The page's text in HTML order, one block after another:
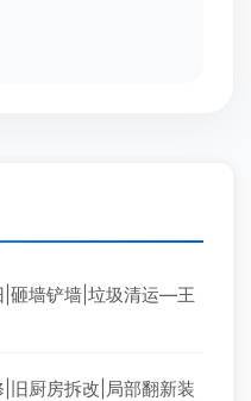
|砸墙铲墙|垃圾清运—王
旧厨房拆改|局部翻新装